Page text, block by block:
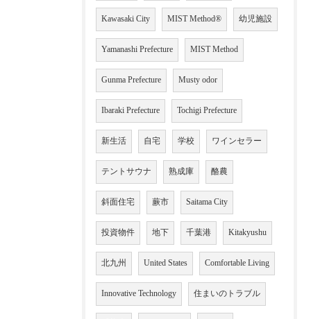
Kawasaki City MIST Method® 幼児施設
Yamanashi Prefecture MIST Method
Gunma Prefecture Musty odor
Ibaraki Prefecture Tochigi Prefecture
新生活 自宅 学校 ワインセラー
テントサウナ 熟成庫 酪農
斜面住宅 蕨市 Saitama City
投資物件 地下 千葉港 Kitakyushu
北九州 United States Comfortable Living
Innovative Technology 住まいのトラブル